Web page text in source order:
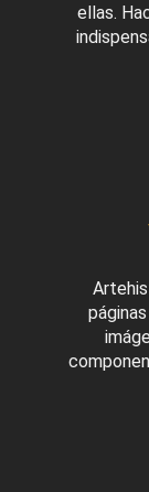
ellas.